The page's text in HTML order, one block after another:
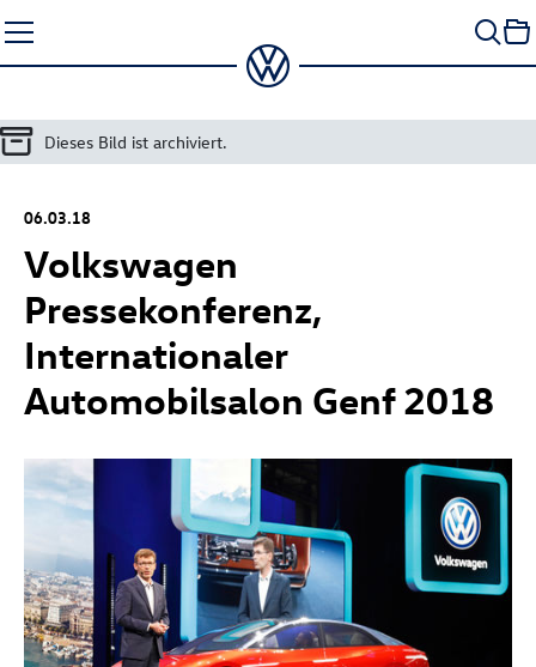
Seiteninhalt
springen
Dieses Bild ist archiviert.
06.03.18
Volkswagen
Pressekonferenz,
Internationaler
Automobilsalon Genf 2018